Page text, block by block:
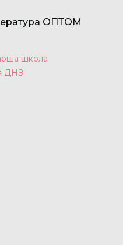
ОПТОМ
школа
ДНЗ